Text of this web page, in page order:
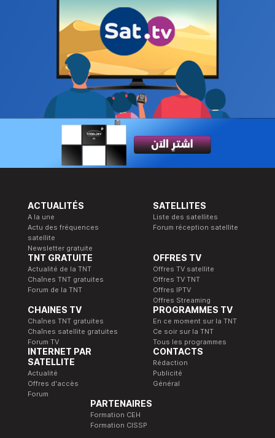
ACTUALITÉS
A la une
Actu des fréquences
satellite
Newsletter gratuite
SATELLITES
Liste des satellites
Forum réception satellite
TNT GRATUITE
Actualité de la TNT
Chaînes TNT gratuites
Forum de la TNT
OFFRES TV
Offres TV satellite
Offres TV TNT
Offres IPTV
Offres Streaming
CHAINES TV
Chaînes TNT gratuites
Chaînes satellite gratuites
Forum TV
PROGRAMMES TV
En ce moment sur la TNT
Ce soir sur la TNT
Tous les programmes
INTERNET PAR
SATELLITE
Actualité
Offres d'accès
Forum
CONTACTS
Rédaction
Publicité
Général
PARTENAIRES
Formation CEH
Formation CISSP